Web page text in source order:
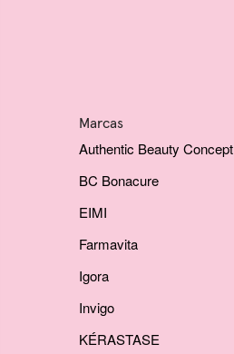
Marcas
Authentic Beauty Concept
BC Bonacure
EIMI
Farmavita
Igora
Invigo
KÉRASTASE